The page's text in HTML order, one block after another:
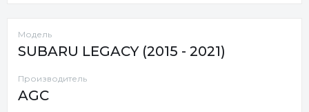
Модель
SUBARU LEGACY (2015 - 2021)
Производитель
AGC